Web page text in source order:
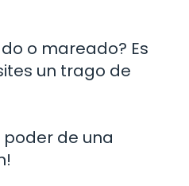
o mareado? Es
un trago de
poder de una